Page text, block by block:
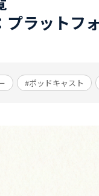
プラットフ
#ポッドキャスト